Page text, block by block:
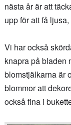
nästa år är att
upp för att få
Vi har också
knapra på bladen
blomstjälkarna är
blommor att
också fina i